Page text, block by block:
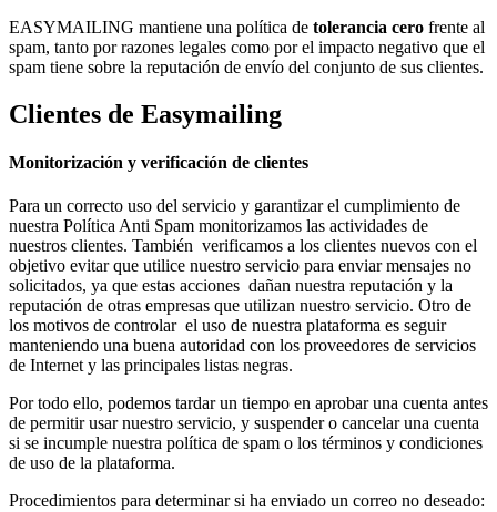
EASYMAILING mantiene una política de tolerancia cero frente al
spam, tanto por razones legales como por el impacto negativo que el
spam tiene sobre la reputación de envío del conjunto de sus clientes.
Clientes de Easymailing
Monitorización y verificación de clientes
Para un correcto uso del servicio y garantizar el cumplimiento de
nuestra Política Anti Spam monitorizamos las actividades de
nuestros clientes. También verificamos a los clientes nuevos con el
objetivo evitar que utilice nuestro servicio para enviar mensajes no
solicitados, ya que estas acciones dañan nuestra reputación y la
reputación de otras empresas que utilizan nuestro servicio. Otro de
los motivos de controlar el uso de nuestra plataforma es seguir
manteniendo una buena autoridad con los proveedores de servicios
de Internet y las principales listas negras.
Por todo ello, podemos tardar un tiempo en aprobar una cuenta antes
de permitir usar nuestro servicio, y suspender o cancelar una cuenta
si se incumple nuestra política de spam o los términos y condiciones
de uso de la plataforma.
Procedimientos para determinar si ha enviado un correo no deseado: